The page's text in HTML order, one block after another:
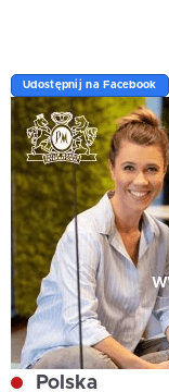
Udostępnij na Facebook
Polska